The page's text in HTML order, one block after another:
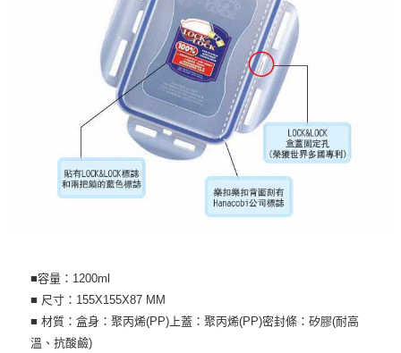
■容量：1200ml
■ 尺寸：155X155X87 MM
■ 材質：盒身：聚丙烯(PP)上蓋：聚丙烯(PP)密封條：矽膠(耐高
溫、抗酸鹼)